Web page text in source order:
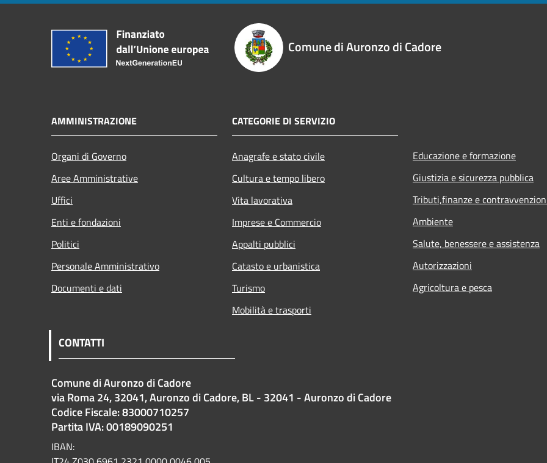
Comune di Auronzo di Cadore
AMMINISTRAZIONE
Organi di Governo
Aree Amministrative
Uffici
Enti e fondazioni
Politici
Personale Amministrativo
Documenti e dati
CATEGORIE DI SERVIZIO
Anagrafe e stato civile
Cultura e tempo libero
Vita lavorativa
Imprese e Commercio
Appalti pubblici
Catasto e urbanistica
Turismo
Mobilità e trasporti
Educazione e formazione
Giustizia e sicurezza pubblica
Tributi,finanze e
Ambiente
Salute, benessere e assistenza
Autorizzazioni
Agricoltura e pesca
CONTATTI
Comune di Auronzo di Cadore
via Roma 24, 32041, Auronzo di Cadore, BL - 32041 - Auronzo di Cadore
Codice Fiscale: 83000710257
Partita IVA: 00189090251
IBAN: